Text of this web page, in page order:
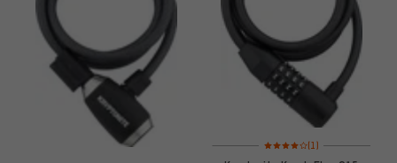
Bewertungen: 4 von 5
(1)